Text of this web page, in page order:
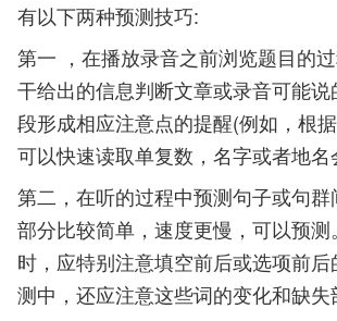
有以下两种预测技巧:
第一 ，在播放录音之前浏览题目的
干给出的信息判断文章或录音可能
段形成相应注意点的提醒(例如，根
可以快速读取单复数，名字或者地名
第二，在听的过程中预测句子或句
部分比较简单，速度更慢，可以预测
时，应特别注意填空前后或选项前
测中，还应注意这些词的变化和缺失